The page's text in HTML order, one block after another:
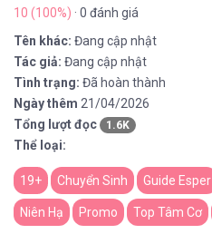
10 (100%) · 0 đánh giá
Tên khác: Đang cập nhật
Tác giả: Đang cập nhật
Tình trạng: Đã hoàn thành
Ngày thêm 21/04/2026
Tổng lượt đọc
1.6K
Thể loại:
19+ Chuyển Sinh Guide Esper
Niên Hạ Promo Top Tâm Cơ